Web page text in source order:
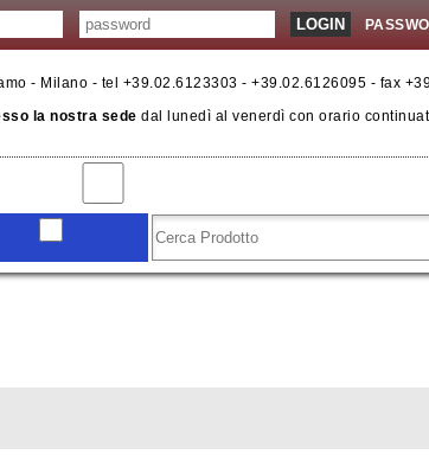
- Milano - tel +39.02.6123303 - +39.02.6126095 - fax
la nostra sede dal lunedì al venerdì con orario